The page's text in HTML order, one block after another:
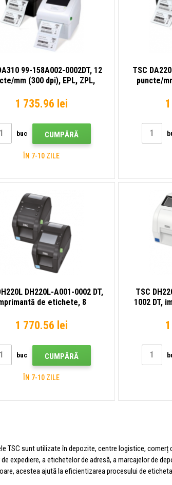
99-158A002-0002DT, 12
mm (300 dpi), EPL, ZPL,
imprimantă de etichete
1 735.96 lei
buc CUMPĂRĂ
ÎN 7-10 ZILE
TSC
puncte/
USB,
DH220L-A001-0002 DT,
de etichete, 8
USB Host, RS232, Ethernet, kit
1 770.56 lei
buc CUMPĂRĂ
ÎN 7-10 ZILE
TSC
1002 DT,
RTC,
TSC sunt utilizate în depozite, centre logistice,
expediere, a etichetelor de adresă, a marcajelor de
acestea ajută la eficientizarea procesului de